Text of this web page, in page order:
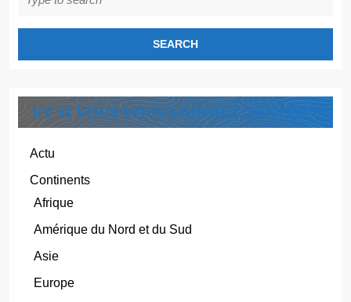
for:
ET SI VOUS VOUS LAISSIEZ TENTER ?
Actu
Continents
Afrique
Amérique du Nord et du Sud
Asie
Europe